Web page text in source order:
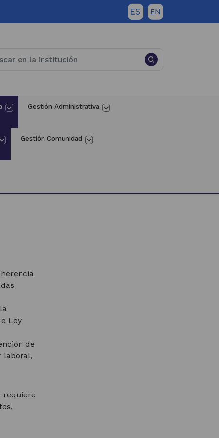
Gestión Administrativa
Gestión Comunidad
Ley
de
laboral,
requiere